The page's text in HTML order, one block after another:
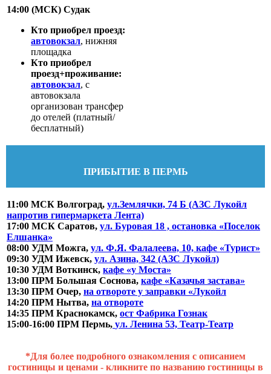
14:00 (МСК) Судак
Кто приобрел проезд:
автовокзал, нижняя
площадка
Кто приобрел
проезд+проживание:
автовокзал, с
автовокзала
организован трансфер
до отелей (платный/
бесплатный)
ПРИБЫТИЕ В ПЕРМЬ
11:00 МСК Волгоград, ул.Землячки, 74 Б (АЗС Лукойл
напротив гипермаркета Лента)
17:00 МСК Саратов, ул. Буровая 18 , остановка «Поселок
Елшанка»
08:00 УДМ Можга, ул. Ф.Я. Фалалеева, 10, кафе «Турист»
09:30 УДМ Ижевск, ул. Азина, 342 (АЗС Лукойл)
10:30 УДМ Воткинск, кафе «у Моста»
13:00 ПРМ Большая Соснова, кафе «Казачья застава»
13:30 ПРМ Очер, на отвороте у заправки «Лукойл
14:20 ПРМ Нытва, на отвороте
14:35 ПРМ Краснокамск, ост Фабрика Гознак
15:00-16:00 ПРМ Пермь, ул. Ленина 53, Театр-Театр
*Для более подробного ознакомления с описанием
гостиницы и ценами - кликните по названию гостиницы в